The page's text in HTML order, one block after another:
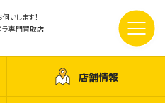
いします！
ラ専門買取店
店舗情報